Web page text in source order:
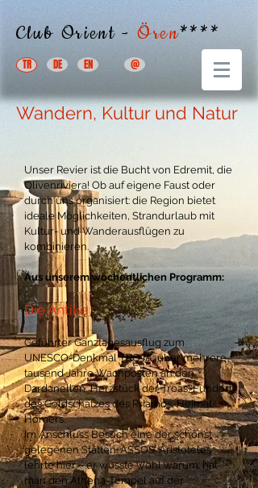
Club Orient - Ören****
TR DE EN @
Wandern, Kultur und Natur
Unser Revier ist die Bucht von Edremit, die
Olivenriviera! Ob auf eigene Faust oder
durch uns organisiert: die Region bietet
ideale Möglichkeiten, Strandurlaub mit
Kultur- und Wanderausflügen zu
kombinieren.
Aus unserem wöchentlichen Programm:
Die Antike
Geführter Ganztagesausflug zum
UNESCO-Denkmal TROJA, über mehrere
tausend Jahre Wachposten an den
Dardanellen, Herzstück der Troas, Fundort
des Goldschatzes des Priamos, Heimat
Homers.
Im Anschluss Besuch eine der schönst
gelegenen Stätten: ASSOS. Aristoteles
lehrte hier – er wusste wohl warum: hat
man den Athena-Tempel auf der